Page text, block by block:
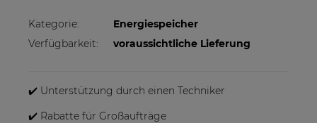
Kategorie:
Energiespeicher
Verfügbarkeit:
voraussichtliche Lieferung
✔️ Unterstützung durch einen Techniker
✔️ Rabatte für Großaufträge